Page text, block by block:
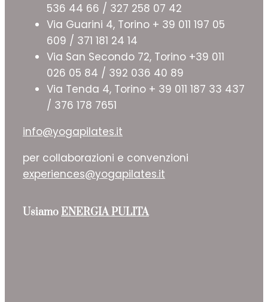
536 44 66 / 327 258 07 42
Via Guarini 4, Torino + 39 011 197 05
609 / 371 181 24 14
Via San Secondo 72, Torino +39 011
026 05 84 / 392 036 40 89
Via Tenda 4, Torino + 39 011 187 33 437
/ 376 178 7651
info@yogapilates.it
per collaborazioni e convenzioni
experiences@yogapilates.it
UsiamoENERGIA PULITA